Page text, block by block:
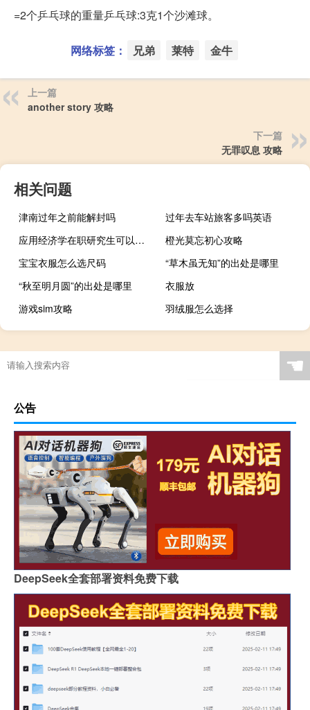
=2个乒乓球的重量乒乓球:3克1个沙滩球。
网络标签： 兄弟 莱特 金牛
上一篇
another story 攻略
下一篇
无罪叹息 攻略
相关问题
津南过年之前能解封吗
过年去车站旅客多吗英语
应用经济学在职研究生可以获得双证吗
橙光莫忘初心攻略
宝宝衣服怎么选尺码
“草木虽无知”的出处是哪里
“秋至明月圆”的出处是哪里
衣服放
游戏sim攻略
羽绒服怎么选择
☚
公告
DeepSeek全套部署资料免费下载